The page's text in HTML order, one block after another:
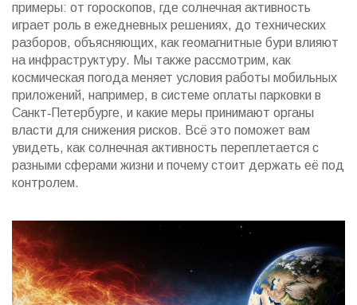
примеры: от гороскопов, где солнечная активность
играет роль в ежедневных решениях, до технических
разборов, объясняющих, как геомагнитные бури влияют
на инфраструктуру. Мы также рассмотрим, как
космическая погода меняет условия работы мобильных
приложений, например, в системе оплаты парковки в
Санкт‑Петербурге, и какие меры принимают органы
власти для снижения рисков. Всё это поможет вам
увидеть, как солнечная активность переплетается с
разными сферами жизни и почему стоит держать её под
контролем.